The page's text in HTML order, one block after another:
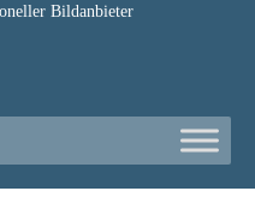
Bildanbieter